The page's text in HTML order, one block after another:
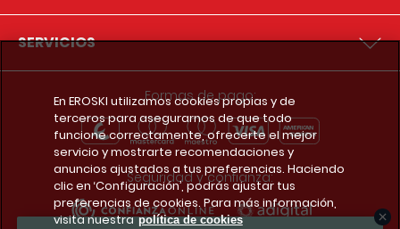
SERVICIOS
Formas de pago:
Seguridad y confianza:
En EROSKI utilizamos cookies propias y de
terceros para asegurarnos de que todo
funcione correctamente, ofrecerte el mejor
servicio y mostrarte recomendaciones y
anuncios ajustados a tus preferencias. Haciendo
clic en ‘Configuración’, podrás ajustar tus
preferencias de cookies. Para más información,
visita nuestra política de cookies